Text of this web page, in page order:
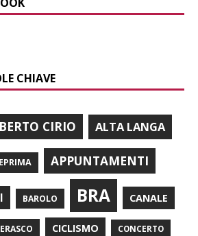
CHIAVE
CIRIO ALTA LANGA
APPUNTAMENTI
BAROLO BRA CANALE
CICLISMO CONCERTO